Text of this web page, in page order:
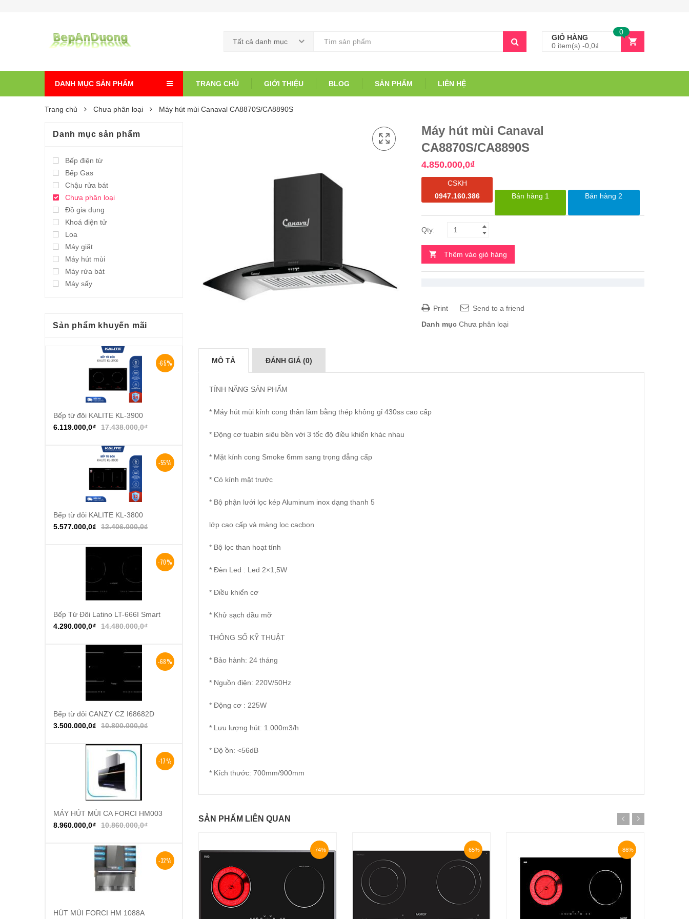
Tất cả danh mục
GIỎ HÀNG
0 item(s) -0,0₫
0
DANH MỤC SẢN PHẨM TRANG CHỦ GIỚI THIỆU BLOG SẢN PHẨM LIÊN HỆ
Trang chủ Chưa phân loại Máy hút mùi Canaval CA8870S/CA8890S
Máy hút mùi Canaval
CA8870S/CA8890S
4.850.000,0₫
CSKH
0947.160.386
Bán hàng 1 Bán hàng 2
Thêm vào giỏ hàng
Print
Send to a friend
Danh mục Chưa phân loại
MÔ TẢ ĐÁNH GIÁ (0)
TÍNH NĂNG SẢN PHẨM
* Máy hút mùi kính cong thân làm bằng thép không gỉ 430ss cao cấp
* Động cơ tuabin siêu bền với 3 tốc độ điều khiển khác nhau
* Mặt kính cong Smoke 6mm sang trọng đẳng cấp
* Có kính mặt trước
* Bộ phận lưới lọc kép Aluminum inox dạng thanh 5
lớp cao cấp và màng lọc cacbon
* Bộ lọc than hoạt tính
* Đèn Led : Led 2×1,5W
* Điều khiển cơ
* Khử sạch dầu mỡ
THÔNG SỐ KỸ THUẬT
* Bảo hành: 24 tháng
* Nguồn điện: 220V/50Hz
* Động cơ : 225W
* Lưu lượng hút: 1.000m3/h
* Độ ồn: <56dB
* Kích thước: 700mm/900mm
SẢN PHẨM LIÊN QUAN
-74% -65% -86%
Danh mục sản phẩm
Bếp điện từ
Bếp Gas
Chậu rửa bát
Chưa phân loại
Đồ gia dụng
Khoá điện tử
Loa
Máy giặt
Máy hút mùi
Máy rửa bát
Máy sấy
Sản phẩm khuyến mãi
-65%
Thêm vào giỏ hàng
Bếp từ đôi KALITE KL-3900
17.438.000,0₫
6.119.000,0₫
-55%
Thêm vào giỏ hàng
Bếp từ đôi KALITE KL-3800
12.406.000,0₫
5.577.000,0₫
-70%
Thêm vào giỏ hàng
Bếp Từ Đôi Latino LT-666I Smart
14.480.000,0₫
4.290.000,0₫
-68%
Thêm vào giỏ hàng
Bếp từ đôi CANZY CZ I68682D
10.800.000,0₫
3.500.000,0₫
-17%
Thêm vào giỏ hàng
MÁY HÚT MÙI CA FORCI HM003
10.860.000,0₫
8.960.000,0₫
-32%
Thêm vào giỏ hàng
HÚT MÙI FORCI HM 1088A